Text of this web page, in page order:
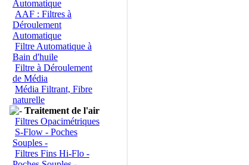
Automatique
AAF : Filtres à
Déroulement
Automatique
Filtre Automatique à
Bain d'huile
Filtre à Déroulement
de Média
Média Filtrant, Fibre
naturelle
Traitement de l'air
Filtres Opacimétriques
S-Flow - Poches
Souples -
Filtres Fins Hi-Flo -